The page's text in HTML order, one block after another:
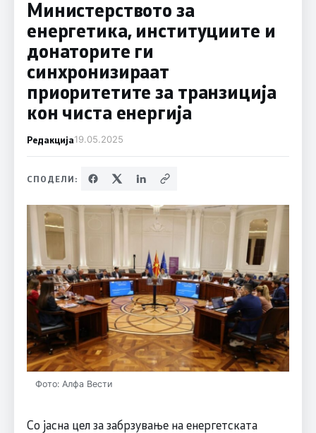
Министерството за
енергетика, институциите и
донаторите ги
синхронизираат
приоритетите за транзиција
кон чиста енергија
Редакција19.05.2025
СПОДЕЛИ:
Фото: Алфа Вести
Со јасна цел за забрзување на енергетската